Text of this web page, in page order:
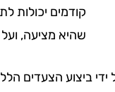
קודמים יכולות
שהיא מציעה, ועל
הצעדים הללו,